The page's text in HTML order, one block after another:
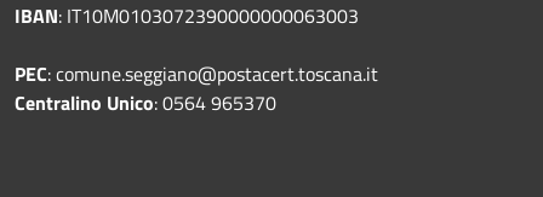
IBAN: IT10M0103072390000000063003
PEC: comune.seggiano@postacert.toscana.it
Centralino Unico: 0564 965370